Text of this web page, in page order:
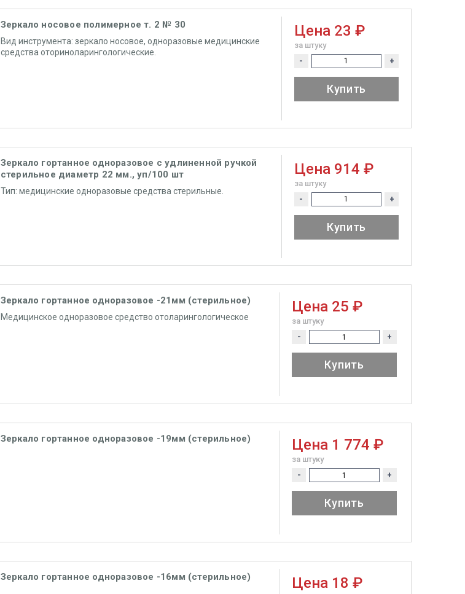
Зеркало носовое полимерное т. 2 № 30
Вид инструмента: зеркало носовое, одноразовые медицинские
средства оториноларингологические.
Цена 23 ₽
за штуку
- +
Купить
Зеркало гортанное одноразовое с удлиненной ручкой
стерильное диаметр 22 мм., уп/100 шт
Тип: медицинские одноразовые средства стерильные.
Цена 914 ₽
за штуку
- +
Купить
Зеркало гортанное одноразовое -21мм (стерильное)
Медицинское одноразовое средство отоларингологическое
Цена 25 ₽
за штуку
- +
Купить
Зеркало гортанное одноразовое -19мм (стерильное) Цена 1 774 ₽
за штуку
- +
Купить
Зеркало гортанное одноразовое -16мм (стерильное) Цена 18 ₽